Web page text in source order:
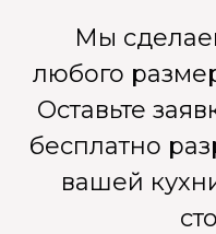
Мы
любого
Оставьте
бесплатно
вашей